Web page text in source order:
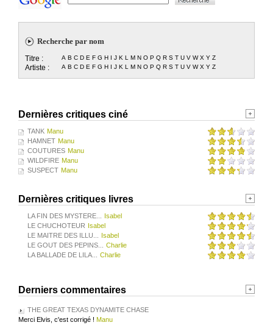
Recherche par nom
Titre : A B C D E F G H J K L M N O P Q R S T U V W X Y Z
Artiste : A B C D E F G H J K L M N O P Q R S T U V W X Y Z
Dernières critiques ciné
TANK Manu
HAMNET Manu
COUTURES Manu
WILDFIRE Manu
SUSPECT Manu
Dernières critiques livres
LA FIN DES MYSTERE...
Isabel
LE CHUCHOTEUR
Isabel
LE MAITRE DES ILLU...
Isabel
LE GOUT DES PEPINS... Charlie
LA BALLADE DE LILA... Charlie
Derniers commentaires
THE GREAT TEXAS DYNAMITE CHASE
Merci Elvis, c'est corrigé ! Manu